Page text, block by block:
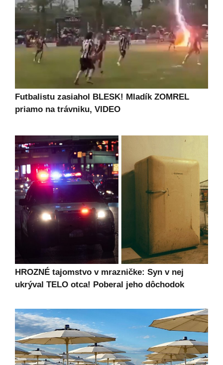
Futbalistu zasiahol BLESK! Mladík ZOMREL
priamo na trávniku, VIDEO
HROZNÉ tajomstvo v mrazničke: Syn v nej
ukrýval TELO otca! Poberal jeho dôchodok